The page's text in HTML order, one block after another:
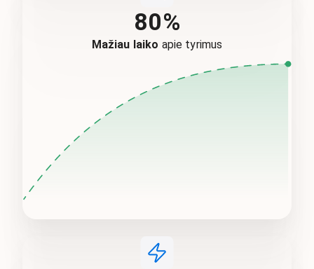
80%
Mažiau laiko apie tyrimus